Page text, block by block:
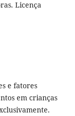
Licença
e fatores
em crianças